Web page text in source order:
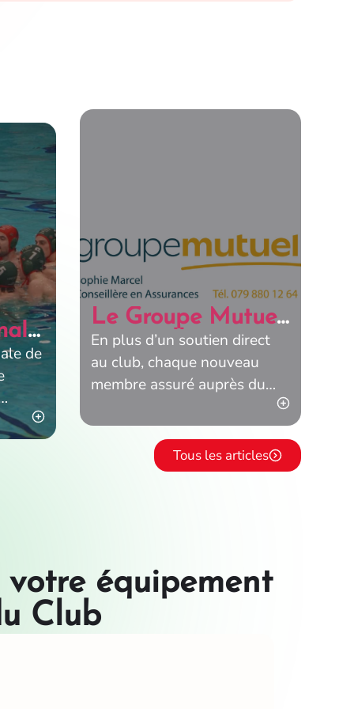
de
les
Le Groupe Mutuel
renouvelle son
partenariat avec
le Carouge
En plus d’un soutien direct
au club, chaque nouveau
membre assuré auprès du
Carouge Natation de
percevoir des versements
supplémentaires
Tous les articles
votre équipement
Club